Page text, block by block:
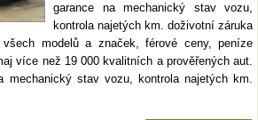
garance na mechanický stav vozu,
kontrola najetých km. doživotní záruka
všech modelů a značek, férové ceny, peníze
více než 19 000 kvalitních a prověřených aut.
mechanický stav vozu, kontrola najetých km.